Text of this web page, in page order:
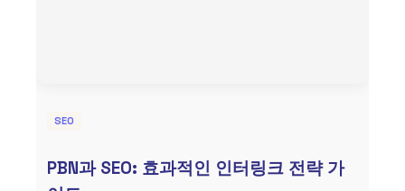
SEO
PBN과 SEO: 효과적인 인터링크 전략 가